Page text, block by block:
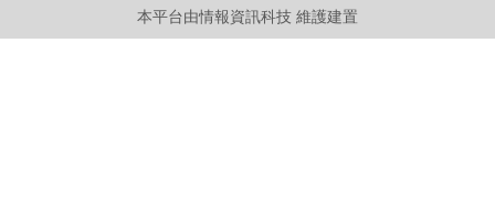
本平台由情報資訊科技 維護建置